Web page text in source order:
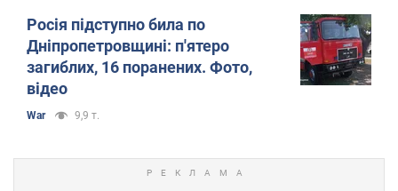
Росія підступно била по
Дніпропетровщині: п'ятеро
загиблих, 16 поранених. Фото,
відео
War 9,9 т.